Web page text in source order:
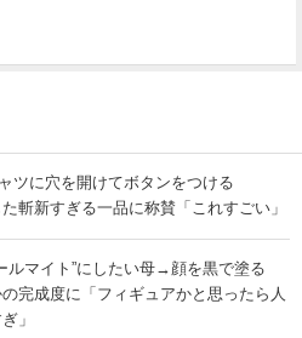
ツに穴を開けてボタンをつける
新すぎる一品に称賛「これすごい」
ルマイト”にしたい母→顔を黒で塗る
成度に「フィギュアかと思ったら人
」